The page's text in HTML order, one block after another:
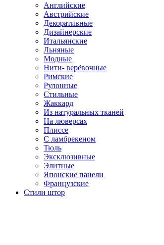
Английские
Австрийские
Декоративные
Дизайнерские
Итальянские
Льняные
Модные
Нити- верёвочные
Римские
Рулонные
Стильные
Жаккард
Из натуральных тканей
На люверсах
Плиссе
С ламбрекеном
Тюль
Эксклюзивные
Элитные
Японские панели
Французские
Стили штор